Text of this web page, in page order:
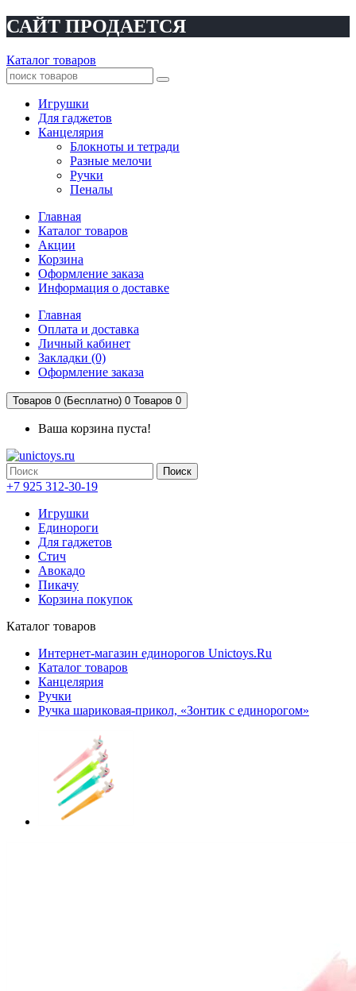
САЙТ ПРОДАЕТСЯ
Каталог товаров
Игрушки
Для гаджетов
Канцелярия
Блокноты и тетради
Разные мелочи
Ручки
Пеналы
Главная
Каталог товаров
Акции
Корзина
Оформление заказа
Информация о доставке
Главная
Оплата и доставка
Личный кабинет
Закладки (0)
Оформление заказа
Товаров 0 (Бесплатно) 0 Товаров 0
Ваша корзина пуста!
Поиск
+7 925 312-30-19
Игрушки
Единороги
Для гаджетов
Стич
Авокадо
Пикачу
Корзина покупок
Каталог товаров
Интернет-магазин единорогов Unictoys.Ru
Каталог товаров
Канцелярия
Ручки
Ручка шариковая-прикол, «Зонтик с единорогом»